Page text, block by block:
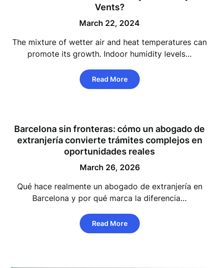
Vents?
March 22, 2024
The mixture of wetter air and heat temperatures can
promote its growth. Indoor humidity levels…
Read More
Barcelona sin fronteras: cómo un abogado de
extranjería convierte trámites complejos en
oportunidades reales
March 26, 2026
Qué hace realmente un abogado de extranjería en
Barcelona y por qué marca la diferencia…
Read More